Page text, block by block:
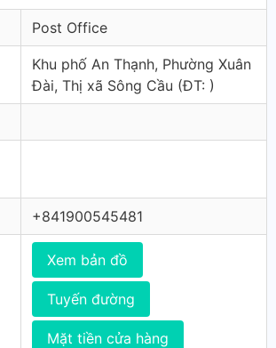
Post Office
Khu phố An Thạnh, Phường Xuân
Đài, Thị xã Sông Cầu (ÐT: )
+841900545481
Xem bản đồ
Tuyến đường
Mặt tiền cửa hàng